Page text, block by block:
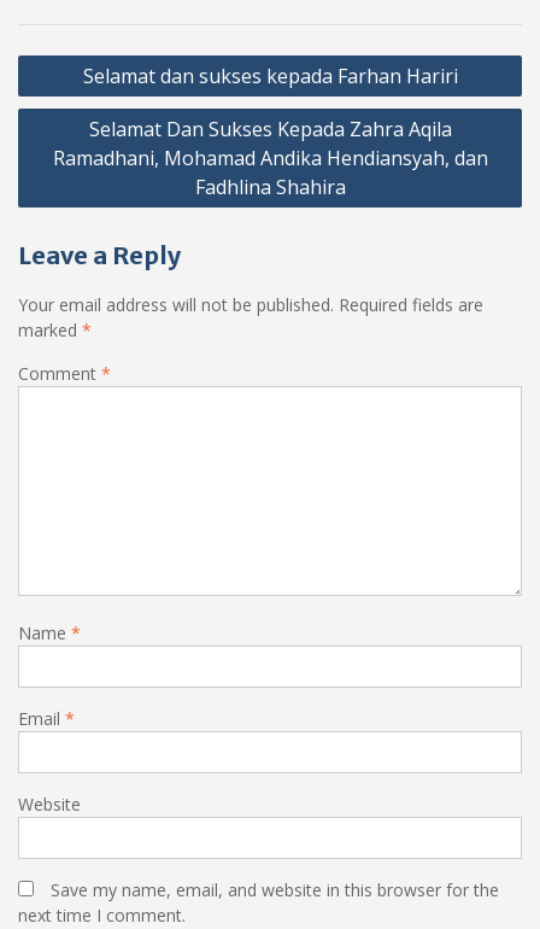
Post
navigation
Selamat dan sukses kepada Farhan Hariri
Selamat Dan Sukses Kepada Zahra Aqila
Ramadhani, Mohamad Andika Hendiansyah, dan
Fadhlina Shahira
Leave a Reply
Your email address will not be published. Required fields are
marked *
Comment *
Name *
Email *
Website
Save my name, email, and website in this browser for the
next time I comment.